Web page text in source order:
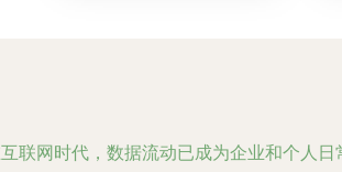
联网时代，数据流动已成为企业和个人